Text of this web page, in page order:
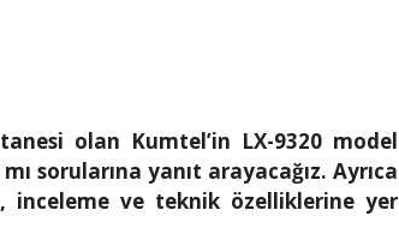
olan Kumtel’in LX-9320 model
sorularına yanıt arayacağız. Ayrıca
inceleme ve teknik özelliklerine yer